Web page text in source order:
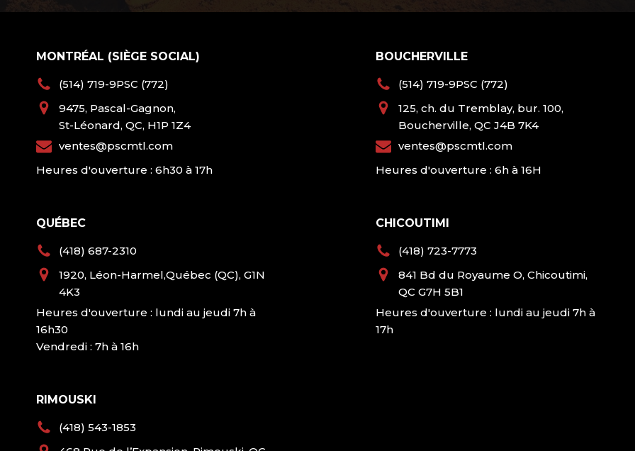
MONTRÉAL (SIÈGE SOCIAL)
(514) 719-9PSC (772)
9475, Pascal-Gagnon,
St-Léonard, QC, H1P 1Z4
ventes@pscmtl.com
Heures d'ouverture : 6h30 à 17h
QUÉBEC
(418) 687-2310
1920, Léon-Harmel,Québec (QC), G1N
4K3
Heures d'ouverture : lundi au jeudi 7h à
16h30
Vendredi : 7h à 16h
RIMOUSKI
(418) 543-1853
BOUCHERVILLE
(514) 719-9PSC (772)
125, ch. du Tremblay, bur. 100,
Boucherville, QC J4B 7K4
ventes@pscmtl.com
Heures d'ouverture : 6h à 16H
CHICOUTIMI
(418) 723-7773
841 Bd du Royaume O, Chicoutimi,
QC G7H 5B1
Heures d'ouverture : lundi au jeudi 7h à
17h